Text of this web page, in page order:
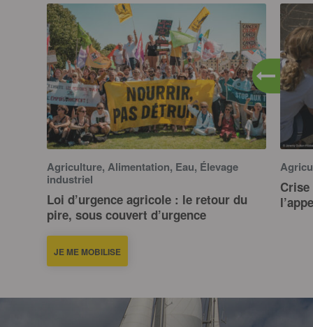
Agriculture, Alimentation, Eau, Élevage
industriel
Loi d’urgence agricole : le retour du
pire, sous couvert d’urgence
JE ME MOBILISE